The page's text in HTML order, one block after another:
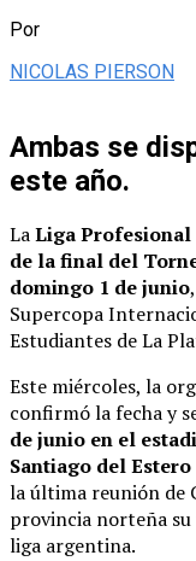
Por
NICOLAS PIERSON
Ambas se
este año.
LaLiga Profesional
de la final del
domingo 1 de junio
Supercopa
Estudiantes de La
Este miércoles, la
confirmó la fecha y
de junio en el
Santiago del Estero
la última reunión de
provincia norteña
liga argentina.